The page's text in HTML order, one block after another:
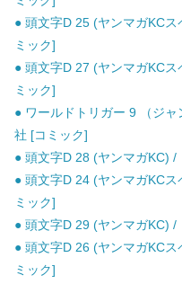
● 頭文字D 25 (ヤンマガKC
ミック]
● 頭文字D 27 (ヤンマガKC
ミック]
● ワールドトリガー 9 （ジ
社 [コミック]
● 頭文字D 28 (ヤンマガKC)
● 頭文字D 24 (ヤンマガKC
ミック]
● 頭文字D 29 (ヤンマガKC)
● 頭文字D 26 (ヤンマガKC
ミック]